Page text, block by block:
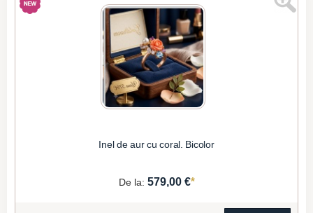
Inel de aur cu coral. Bicolor
De la: 579,00 €*